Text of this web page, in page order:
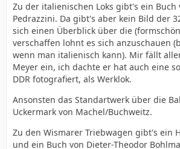
Zu der italienischen Loks gibt's ein Buch
Pedrazzini. Da gibt's aber kein Bild der
sich einen Überblick über die
verschaffen lohnt es sich anzuschauen
wenn man italienisch kann). Mir fällt
Meyer ein, ich dachte er hat auch eine
DDR fotografiert, als Werklok.
Ansonsten das Standartwerk über die
Uckermark von Machel/Buchweitz.
Zu den Wismarer Triebwagen gibt's ein
und ein Buch von Dieter-Theodor